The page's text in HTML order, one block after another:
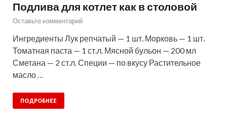
Подлива для котлет как в столовой
Оставьте комментарий
Ингредиенты Лук репчатый — 1 шт. Морковь — 1 шт.
Томатная паста — 1 ст.л. Мясной бульон — 200 мл
Сметана — 2 ст.л. Специи — по вкусу Растительное
масло …
ПОДРОБНЕЕ